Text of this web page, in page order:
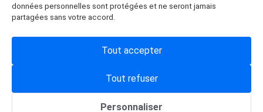
Gestion des cookies
données personnelles sont protégées et ne seront jamais
partagées sans votre accord.
Personnaliser
Tout refuser
Tout accepter